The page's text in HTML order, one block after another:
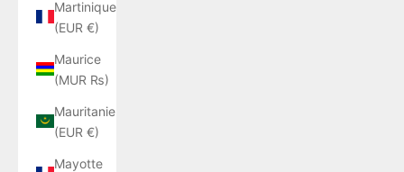
Martinique
(EUR €)
Maurice
(MUR ₨)
Mauritanie
(EUR €)
Mayotte